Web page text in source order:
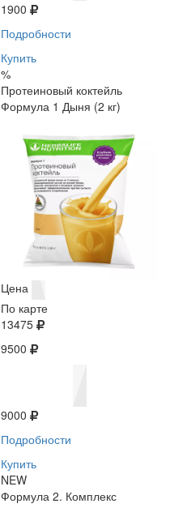
1900
Подробности
Купить
%
Протеиновый коктейль
Формула 1 Дыня (2 кг)
Цена
По карте
13475
9500
9000
Подробности
Купить
NEW
Формула 2. Комплекс